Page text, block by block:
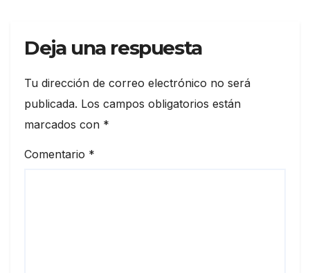
Deja una respuesta
Tu dirección de correo electrónico no será
publicada. Los campos obligatorios están
marcados con *
Comentario *